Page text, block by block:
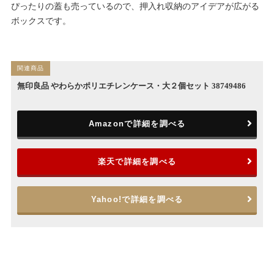
ぴったりの蓋も売っているので、押入れ収納のアイデアが広がる
ボックスです。
無印良品 やわらかポリエチレンケース・大２個セット 38749486
Amazonで詳細を調べる
楽天で詳細を調べる
Yahoo!で詳細を調べる